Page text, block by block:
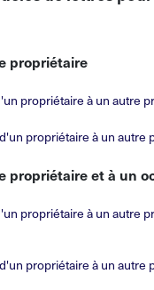
propriétaire
propriétaire à un autre
propriétaire à un autre
propriétaire et à un
propriétaire à un autre
propriétaire à un autre